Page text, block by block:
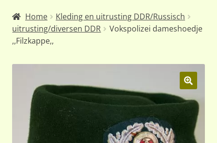
Klantfotos
Home
Kleding en uitrusting DDR/Russisch
uitrusting/diversen DDR
Vokspolizei dameshoedje
,,Filzkappe,,
🔍